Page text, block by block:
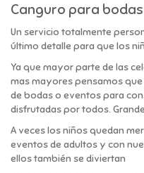
Canguro para
Un servicio totalmente
último detalle para que los
Ya que mayor parte de las
mas mayores pensamos
de bodas o eventos para
disfrutadas por todos.
A veces los niños quedan
eventos de adultos y con
ellos también se diviertan